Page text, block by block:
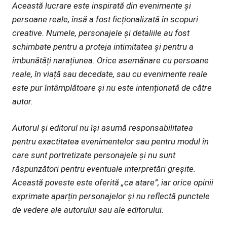
Această lucrare este inspirată din evenimente și
persoane reale, însă a fost ficționalizată în scopuri
creative. Numele, personajele și detaliile au fost
schimbate pentru a proteja intimitatea și pentru a
îmbunătăți narațiunea. Orice asemănare cu persoane
reale, în viață sau decedate, sau cu evenimente reale
este pur întâmplătoare și nu este intenționată de către
autor.
Autorul și editorul nu își asumă responsabilitatea
pentru exactitatea evenimentelor sau pentru modul în
care sunt portretizate personajele și nu sunt
răspunzători pentru eventuale interpretări greșite.
Această poveste este oferită „ca atare”, iar orice opinii
exprimate aparțin personajelor și nu reflectă punctele
de vedere ale autorului sau ale editorului.